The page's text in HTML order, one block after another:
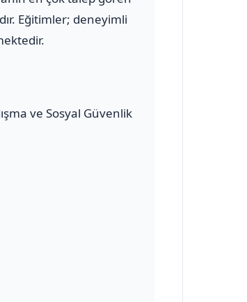
Eğitimler; deneyimli
ve Sosyal Güvenlik